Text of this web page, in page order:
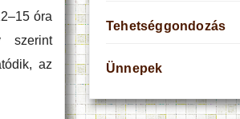
óra
szerint
az
Tehetséggondozás
Ünnepek